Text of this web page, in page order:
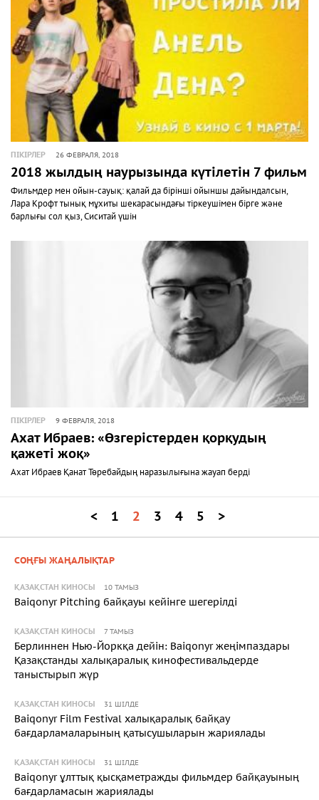
ПІКІРЛЕР 26 ФЕВРАЛЯ, 2018
2018 жылдың наурызында күтілетін 7 фильм
Фильмдер мен ойын-сауық: қалай да бірінші ойыншы дайындалсын,
Лара Крофт тынық мұхиты шекарасындағы тіркеушімен бірге және
барлығы сол қыз, Сиситай үшін
ПІКІРЛЕР 9 ФЕВРАЛЯ, 2018
Ахат Ибраев: «Өзгерістерден қорқудың
қажеті жоқ»
Ахат Ибраев Қанат Төребайдың наразылығына жауап берді
< 1 2 3 4 5 >
СОҢҒЫ ЖАҢАЛЫҚТАР
ҚАЗАҚСТАН КИНОСЫ 10 ТАМЫЗ
Baiqonyr Pitching байқауы кейінге шегерілді
ҚАЗАҚСТАН КИНОСЫ 7 ТАМЫЗ
Берлиннен Нью-Йоркқа дейін: Baiqonyr жеңімпаздары
Қазақстанды халықаралық кинофестивальдерде
таныстырып жүр
ҚАЗАҚСТАН КИНОСЫ 31 ШІЛДЕ
Baiqonyr Film Festival халықаралық байқау
бағдарламаларының қатысушыларын жариялады
ҚАЗАҚСТАН КИНОСЫ 31 ШІЛДЕ
Baiqonyr ұлттық қысқаметражды фильмдер байқауының
бағдарламасын жариялады